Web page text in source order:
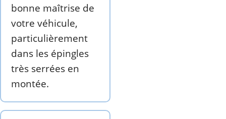
bonne maîtrise de
votre véhicule,
particulièrement
dans les épingles
très serrées en
montée.